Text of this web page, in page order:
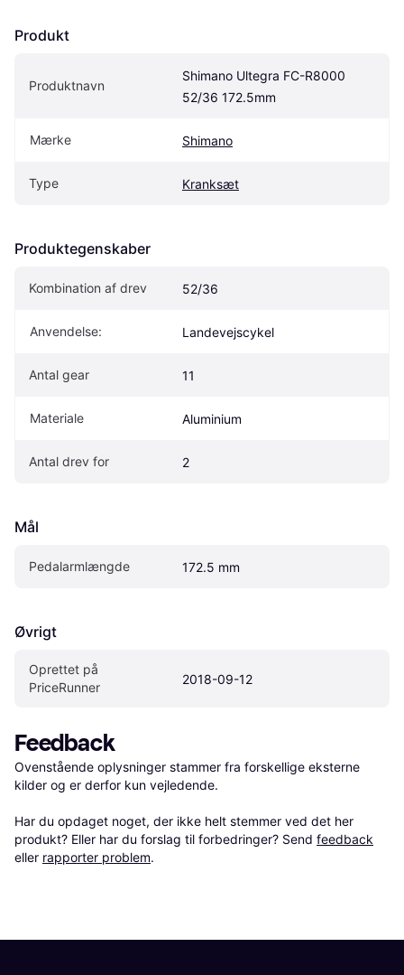
Produkt
Produktnavn
Shimano Ultegra FC-R8000
52/36 172.5mm
Mærke Shimano
Type Kranksæt
Produktegenskaber
Kombination af drev 52/36
Anvendelse: Landevejscykel
Antal gear 11
Materiale Aluminium
Antal drev for 2
Mål
Pedalarmlængde 172.5 mm
Øvrigt
Oprettet på
PriceRunner
2018-09-12
Feedback
Ovenstående oplysninger stammer fra forskellige eksterne
kilder og er derfor kun vejledende.
Har du opdaget noget, der ikke helt stemmer ved det her
produkt? Eller har du forslag til forbedringer? Send feedback
eller rapporter problem.